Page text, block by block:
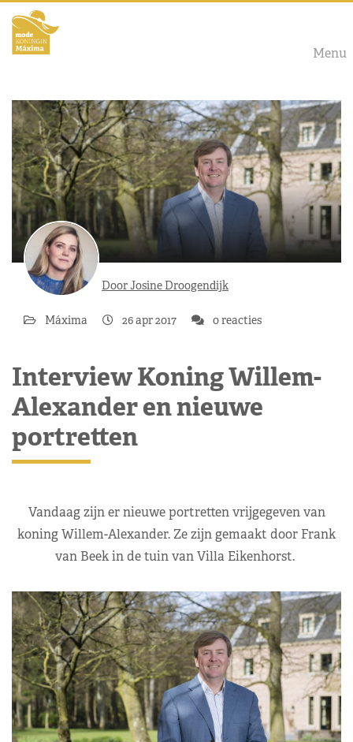
Menu
Door Josine Droogendijk
Máxima 26 apr 2017 0 reacties
Interview Koning Willem-
Alexander en nieuwe
portretten
Vandaag zijn er nieuwe portretten vrijgegeven van
koning Willem-Alexander. Ze zijn gemaakt door Frank
van Beek in de tuin van Villa Eikenhorst.